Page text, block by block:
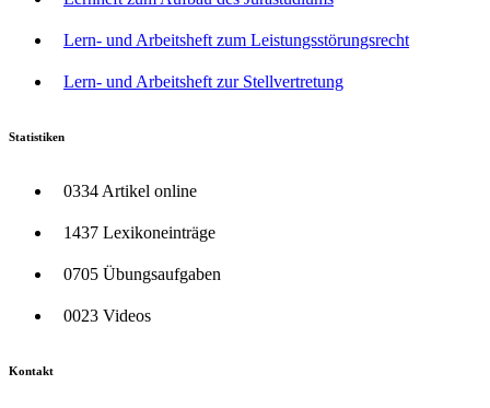
Lern- und Arbeitsheft zum Leistungsstörungsrecht
Lern- und Arbeitsheft zur Stellvertretung
Statistiken
0334 Artikel online
1437 Lexikoneinträge
0705 Übungsaufgaben
0023 Videos
Kontakt